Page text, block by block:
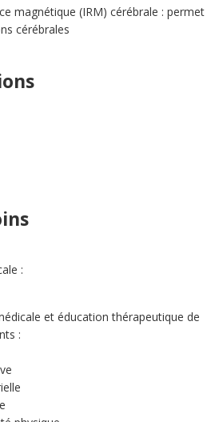
magnétique (IRM) cérébrale : permet
cérébrales
:
et éducation thérapeutique de
: